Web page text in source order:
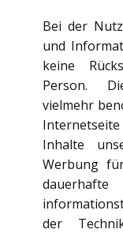
Bei der
und
keine
Person.
vielmehr
Inhalte
Werbung
der